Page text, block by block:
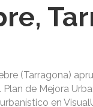
(Tarragona)
de Mejora
en